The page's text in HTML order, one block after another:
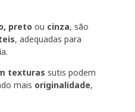
preto ou cinza, são
, adequadas para
texturas sutis podem
mais originalidade,